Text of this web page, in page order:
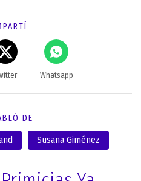
Whatsapp
DE
Susana Giménez